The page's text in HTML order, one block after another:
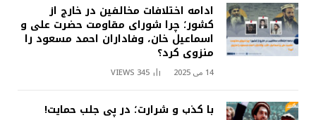
ادامه اختلافات مخالفین در خارج از
کشور؛ چرا شورای مقاومت حضرت علی و
اسماعیل خان، وفاداران احمد مسعود را
منزوی کرد؟
14 می 2025 345
VIEWS
با کذب و شرارت؛ در پی جلب حمایت!